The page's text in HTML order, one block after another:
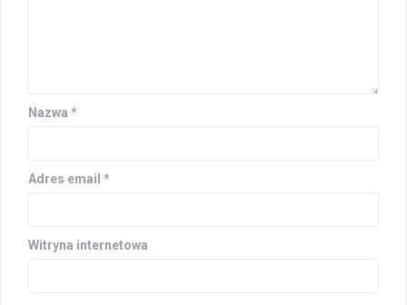
Nazwa *
Adres email *
Witryna internetowa